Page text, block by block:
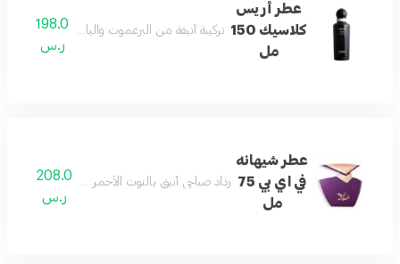
عطر أريس
كلاسيك 150
مل
تركيبة أنيقة من البرغموت والياسمين تنتهي
198.0
ر.س
عطر شيهانه
في اي بي 75
مل
رذاذ صباحي أنيق بالتوت الأحمر والفريزيا وخشب
208.0
ر.س